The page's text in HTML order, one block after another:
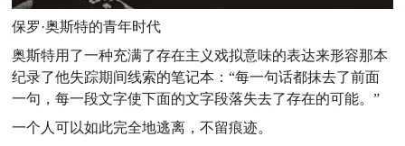
保罗·奥斯特的青年时代
奥斯特用了一种充满了存在主义戏拟意味的表达来形容那本
纪录了他失踪期间线索的笔记本：“每一句话都抹去了前面
一句，每一段文字使下面的文字段落失去了存在的可能。”
一个人可以如此完全地逃离，不留痕迹。